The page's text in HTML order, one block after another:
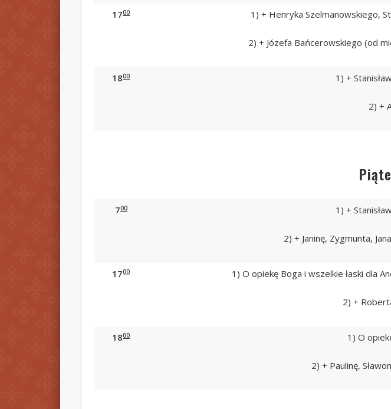
1700 1) + Henryka Szelmanowskiego,
2) + Józefa Bańcerowskiego (od
1800 1) +
2) +
700 1) +
2) + Janinę, Zygmunta,
1700 1) O opiekę Boga i wszelkie łaski dla
2) +
1800 1) O
2) + Paulinę,